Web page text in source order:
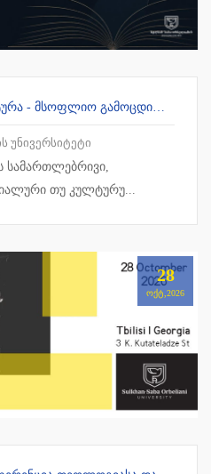
ᲡᲐᲛᲐᲠᲗᲐᲚᲘ ᲓᲐ ᲚᲘᲢᲔᲠᲐᲢᲣᲠᲐ - ᲛᲡᲝᲤᲚᲘᲝ ᲒᲐᲛᲝᲪᲓᲘᲚᲔᲑᲐ ᲓᲐ ᲥᲐᲠᲗᲣᲚᲘ ᲙᲝᲜᲢᲔᲥᲡᲢᲘ
უნივერსიტეტი
სამართლებრივი,
თუ კულტურუ...
28
ᲝᲥᲢ,2026